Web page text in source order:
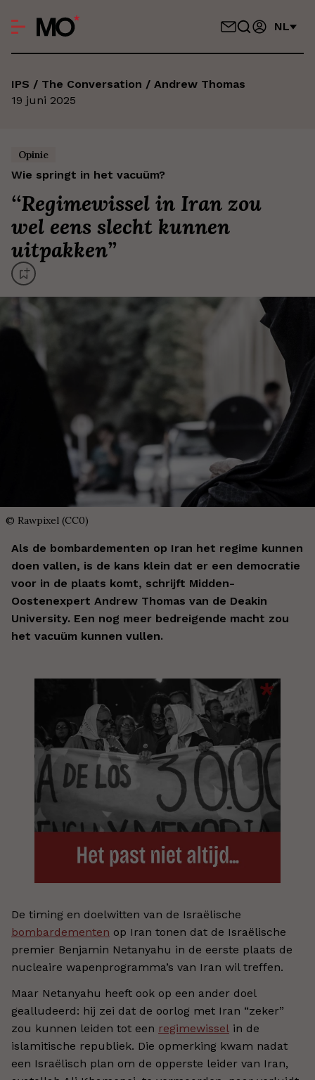
NL
IPS / The Conversation / Andrew Thomas
19 juni 2025
Opinie
Wie springt in het vacuüm?
‘‘Regimewissel in Iran zou
wel eens slecht kunnen
uitpakken’’
© Rawpixel (CC0)
Als de bombardementen op Iran het regime kunnen
doen vallen, is de kans klein dat er een democratie
voor in de plaats komt, schrijft Midden-
Oostenexpert Andrew Thomas van de Deakin
University. Een nog meer bedreigende macht zou
het vacuüm kunnen vullen.
De timing en doelwitten van de Israëlische
bombardementen op Iran tonen dat de Israëlische
premier Benjamin Netanyahu in de eerste plaats de
nucleaire wapenprogramma’s van Iran wil treffen.
Maar Netanyahu heeft ook op een ander doel
gealludeerd: hij zei dat de oorlog met Iran “zeker”
zou kunnen leiden tot een regimewissel in de
islamitische republiek. Die opmerking kwam nadat
een Israëlisch plan om de opperste leider van Iran,